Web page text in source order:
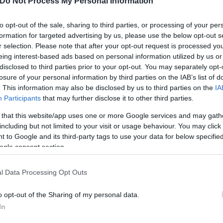
opt-out of the sale, sharing to third parties, or processing of your
for targeted advertising by us, please use the below opt-out
selection. Please note that after your opt-out request is processed
interest-based ads based on personal information utilized by us
to third parties prior to your opt-out. You may separately
of your personal information by third parties on the IAB’s list of
This information may also be disclosed by us to third parties on the
Participants that may further disclose it to other third parties.
that this website/app uses one or more Google services and may
but not limited to your visit or usage behaviour. You may
to Google and its third-party tags to use your data for below
consent section.
Data Processing Opt Outs
opt-out of the Sharing of my personal data.
των 300 ευρώ έχουν ήδη προστεθεί σε
συναλλαγές συνολικού ποσού 476.891,00
κάρτες των 150 ευρώ έχουν ήδη
12.023 συναλλαγές συνολικού ποσού
6 εκατ. ευρώ, και μέσω αυτής περίπου 32.000